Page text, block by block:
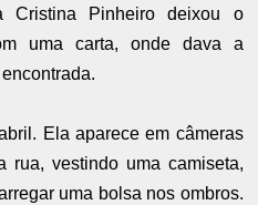
Cristina Pinheiro deixou o
uma carta, onde dava a
Ela aparece em câmeras
rua, vestindo uma camiseta,
uma bolsa nos ombros.